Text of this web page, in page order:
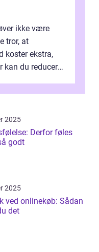
ikke være
tror, at
koster ekstra,
kan du reducere
2025
Derfor føles
godt
2025
ved onlinekøb: Sådan
det